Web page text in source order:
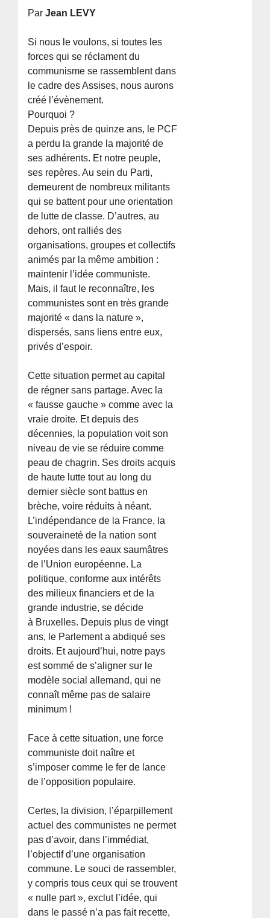
ParJean LEVY
Si nous le voulons, si toutes les
forces qui se réclament du
communisme se rassemblent dans
le cadre des Assises, nous aurons
créé l’évènement.
Pourquoi ?
Depuis près de quinze ans, le PCF
a perdu la grande la majorité de
ses adhérents. Et notre peuple,
ses repères. Au sein du Parti,
demeurent de nombreux militants
qui se battent pour une orientation
de lutte de classe. D’autres, au
dehors, ont ralliés des
organisations, groupes et collectifs
animés par la même ambition :
maintenir l’idée communiste.
Mais, il faut le reconnaître, les
communistes sont en très grande
majorité « dans la nature »,
dispersés, sans liens entre eux,
privés d’espoir.
Cette situation permet au capital
de régner sans partage. Avec la
« fausse gauche » comme avec la
vraie droite. Et depuis des
décennies, la population voit son
niveau de vie se réduire comme
peau de chagrin. Ses droits acquis
de haute lutte tout au long du
dernier siècle sont battus en
brèche, voire réduits à néant.
L’indépendance de la France, la
souveraineté de la nation sont
noyées dans les eaux saumâtres
de l’Union européenne. La
politique, conforme aux intérêts
des milieux financiers et de la
grande industrie, se décide
à Bruxelles. Depuis plus de vingt
ans, le Parlement a abdiqué ses
droits. Et aujourd’hui, notre pays
est sommé de s’aligner sur le
modèle social allemand, qui ne
connaît même pas de salaire
minimum !
Face à cette situation, une force
communiste doit naître et
s’imposer comme le fer de lance
de l’opposition populaire.
Certes, la division, l’éparpillement
actuel des communistes ne permet
pas d’avoir, dans l’immédiat,
l’objectif d’une organisation
commune. Le souci de rassembler,
y compris tous ceux qui se trouvent
« nulle part », exclut l’idée, qui
dans le passé n’a pas fait recette,